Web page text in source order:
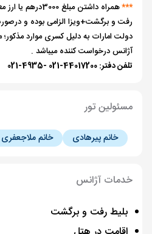
***
همراه داشتن مبلغ
رفت و برگشت+ویزا الزامی بوده و
دولت امارات به دلیل کسری موارد
آژانس درخواست کننده میباشد .
تلفن دفتر: 44017200-021 -4935-021
مسئولین تور
خانم پیرهادی خانم ملاجعفری
خدمات آژانس
بلیط رفت و برگشت